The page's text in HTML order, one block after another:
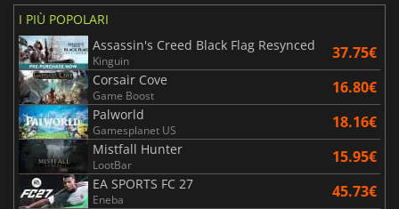
I PIÙ POPOLARI
Assassin's Creed Black Flag Resynced
Kinguin 37.75€
Corsair Cove
Game Boost 16.80€
Palworld
Gamesplanet US 18.16€
Mistfall Hunter
LootBar 15.95€
EA SPORTS FC 27
Eneba 45.73€